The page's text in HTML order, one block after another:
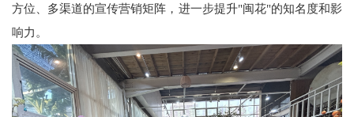
方位、多渠道的宣传营销矩阵，进一步提升"闽花"的知名度和影
响力。